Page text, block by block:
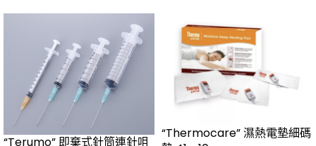
“Terumo” 即棄式針筒連針咀
“Thermocare” 濕熱電墊細碼